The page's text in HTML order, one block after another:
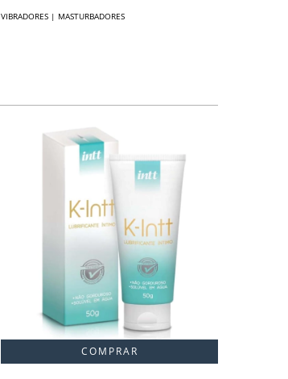
VIBRADORES | MASTURBADORES